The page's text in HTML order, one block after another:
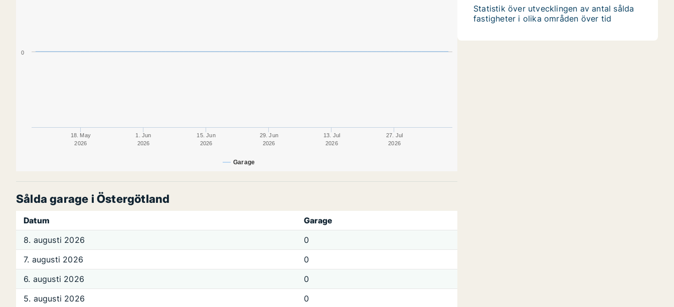
Garage
18. May
2026
1. Jun
2026
15. Jun
2026
29. Jun
2026
13. Jul
2026
27. Jul
2026
0
Sålda garage i Östergötland
Datum
Garage
8. augusti 2026
0
7. augusti 2026
0
6. augusti 2026
0
5. augusti 2026
0
Statistik över utvecklingen av antal sålda
fastigheter i olika områden över tid